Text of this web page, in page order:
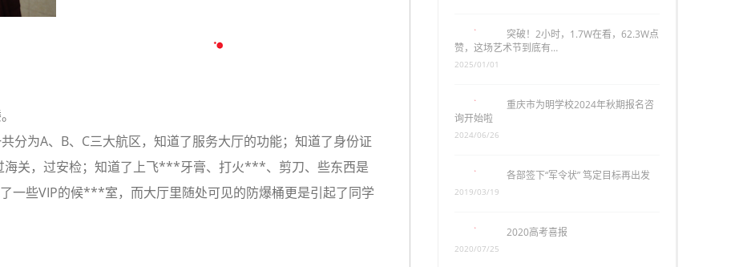
突破！2小时，1.7W在看，62.3W点
赞，这场艺术节到底有…
2025/01/01
重庆市为明学校2024年秋期报名咨
询开始啦
2024/06/26
各部签下“军令状” 笃定目标再出发
2019/03/19
2020高考喜报
2020/07/25